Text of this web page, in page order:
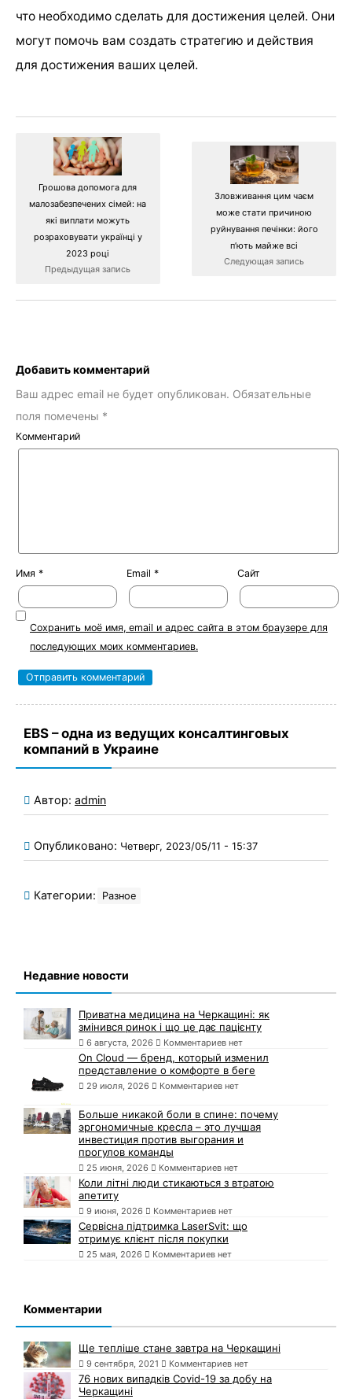
что необходимо сделать для достижения целей. Они
могут помочь вам создать стратегию и действия
для достижения ваших целей.
Грошова допомога для
малозабезпечених сімей: на
які виплати можуть
розраховувати українці у
2023 році
Предыдущая запись
Зловживання цим чаєм
може стати причиною
руйнування печінки: його
п’ють майже всі
Следующая запись
Добавить комментарий
Ваш адрес email не будет опубликован. Обязательные
поля помечены *
Комментарий
Имя * Email * Сайт
Сохранить моё имя, email и адрес сайта в этом браузере для
последующих моих комментариев.
EBS – одна из ведущих консалтинговых
компаний в Украине
Автор: admin
Опубликовано: Четверг, 2023/05/11 - 15:37
Категории: Разное
Недавние новости
Приватна медицина на Черкащині: як
змінився ринок і що це дає пацієнту
6 августа, 2026 Комментариев нет
On Cloud — бренд, который изменил
представление о комфорте в беге
29 июля, 2026 Комментариев нет
Больше никакой боли в спине: почему
эргономичные кресла – это лучшая
инвестиция против выгорания и
прогулов команды
25 июня, 2026 Комментариев нет
Коли літні люди стикаються з втратою
апетиту
9 июня, 2026 Комментариев нет
Сервісна підтримка LaserSvit: що
отримує клієнт після покупки
25 мая, 2026 Комментариев нет
Комментарии
Ще тепліше стане завтра на Черкащині
9 сентября, 2021 Комментариев нет
76 нових випадків Covid-19 за добу на
Черкащині